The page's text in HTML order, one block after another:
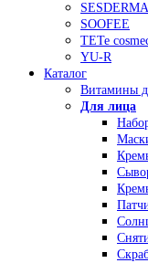
SESDERMA
SOOFEE
TETe
YU-R
Каталог
Витамины
Для лица